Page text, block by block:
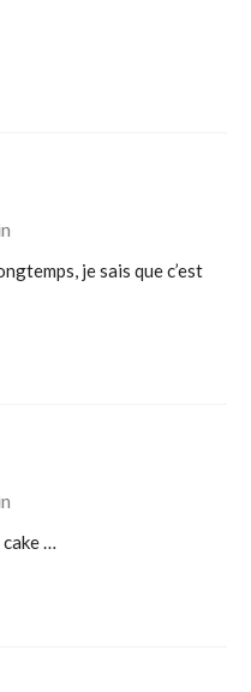
je sais que c’est
cake …